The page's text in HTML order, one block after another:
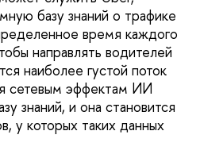
базу знаний о трафике
время каждого
направлять водителей
наиболее густой поток
сетевым эффектам ИИ
знаний, и она становится
у кото­рых таких данных